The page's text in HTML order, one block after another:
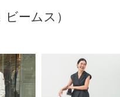
ームス）